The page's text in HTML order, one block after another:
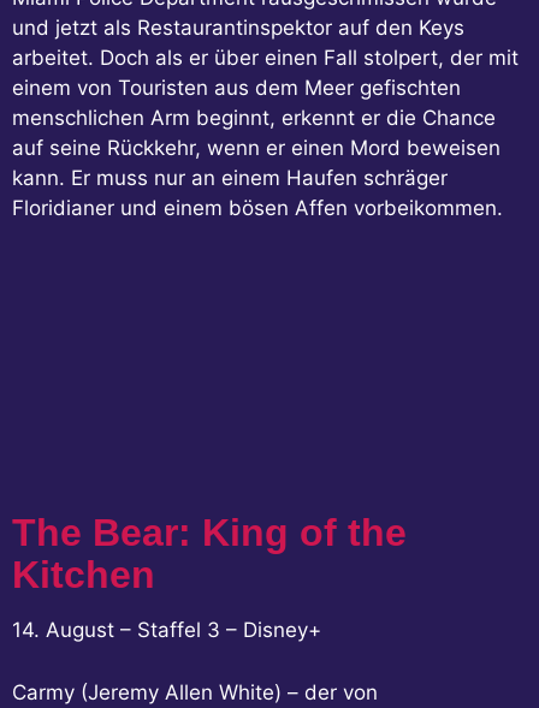
und jetzt als Restaurantinspektor auf den Keys
arbeitet. Doch als er über einen Fall stolpert, der mit
einem von Touristen aus dem Meer gefischten
menschlichen Arm beginnt, erkennt er die Chance
auf seine Rückkehr, wenn er einen Mord beweisen
kann. Er muss nur an einem Haufen schräger
Floridianer und einem bösen Affen vorbeikommen.
The Bear: King of the
Kitchen
14. August – Staffel 3 – Disney+
Carmy (Jeremy Allen White) – der von